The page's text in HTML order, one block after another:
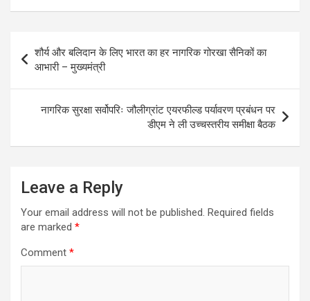
at
s
A
p
p
ce
b
o
o
k
e
a
m
ail ar
e
Post
navigation
शौर्य और बलिदान के लिए भारत का हर नागरिक गोरखा सैनिकों का
आभारी – मुख्यमंत्री
नागरिक सुरक्षा सर्वोपरिः जौलीग्रांट एयरफील्ड पर्यावरण प्रबंधन पर
डीएम ने ली उच्चस्तरीय समीक्षा बैठक
Leave a Reply
Your email address will not be published. Required fields
are marked *
Comment *